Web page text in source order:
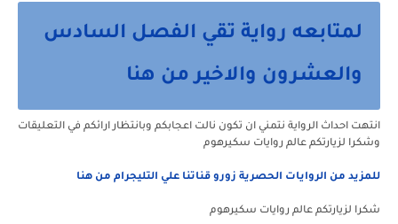
لمتابعه رواية تقي الفصل السادس
والعشرون والاخير من هنا
انتهت احداث الرواية نتمني ان تكون نالت اعجابكم وبانتظار ارائكم في التعليقات
وشكرا لزيارتكم عالم روايات سكيرهوم
للمزيد من الروايات الحصرية زورو قناتنا علي التليجرام من هنا
شكرا لزيارتكم عالم روايات سكيرهوم